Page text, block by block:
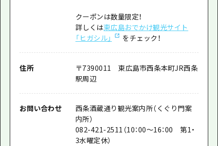
クーポンは数量限定！
詳しくは東広島おでかけ観光サイト
「ヒガシル」
をチェック！
住所
〒7390011 東広島市西条本町JR西条
駅周辺
お問い合わせ
西条酒蔵通り観光案内所（くぐり門案
内所）
082-421-2511（10：00～16：00 第1・
3水曜定休）